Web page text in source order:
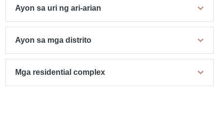
Ayon sa uri ng ari-arian
Ayon sa mga distrito
Mga residential complex